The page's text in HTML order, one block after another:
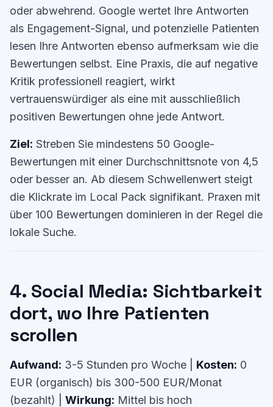
oder abwehrend. Google wertet Ihre Antworten
als Engagement-Signal, und potenzielle Patienten
lesen Ihre Antworten ebenso aufmerksam wie die
Bewertungen selbst. Eine Praxis, die auf negative
Kritik professionell reagiert, wirkt
vertrauenswürdiger als eine mit ausschließlich
positiven Bewertungen ohne jede Antwort.
Ziel: Streben Sie mindestens 50 Google-
Bewertungen mit einer Durchschnittsnote von 4,5
oder besser an. Ab diesem Schwellenwert steigt
die Klickrate im Local Pack signifikant. Praxen mit
über 100 Bewertungen dominieren in der Regel die
lokale Suche.
4. Social Media: Sichtbarkeit
dort, wo Ihre Patienten
scrollen
Aufwand: 3-5 Stunden pro Woche | Kosten: 0
EUR (organisch) bis 300-500 EUR/Monat
(bezahlt) | Wirkung: Mittel bis hoch